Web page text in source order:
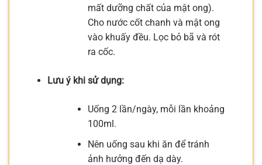
mất dưỡng chất của mật ong).
Cho nước cốt chanh và mật ong
vào khuấy đều. Lọc bỏ bã và rót
ra cốc.
Lưu ý khi sử dụng:
Uống 2 lần/ngày, mỗi lần khoảng
100ml.
Nên uống sau khi ăn để tránh
ảnh hưởng đến dạ dày.